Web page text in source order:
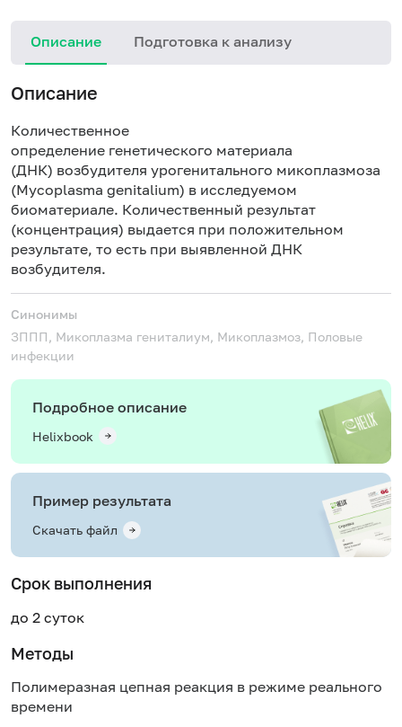
Описание Подготовка к анализу
Описание
Количественное
определение генетического материала
(ДНК) возбудителя урогенитального микоплазмоза
(Mycoplasma genitalium) в исследуемом
биоматериале. Количественный результат
(концентрация) выдается при положительном
результате, то есть при выявленной ДНК
возбудителя.
Синонимы
ЗППП, Микоплазма гениталиум, Микоплазмоз, Половые
инфекции
Подробное описание
Helixbook
Пример результата
Скачать файл
Срок выполнения
до 2 суток
Методы
Полимеразная цепная реакция в режиме реального
времени